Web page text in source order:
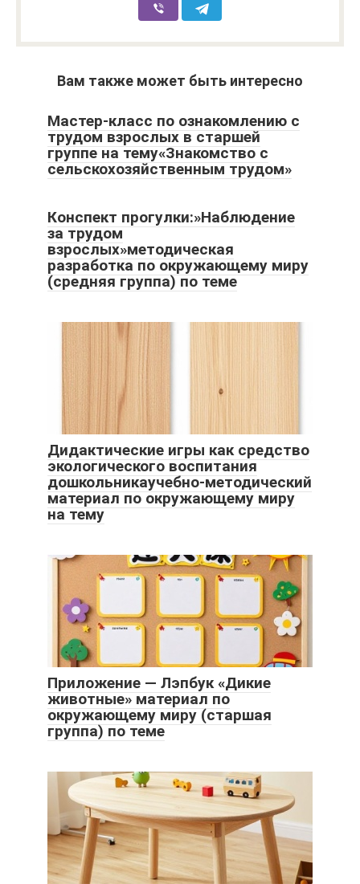
Вам также может быть интересно
Мастер-класс по ознакомлению с
трудом взрослых в старшей
группе на тему«Знакомство с
сельскохозяйственным трудом»
Конспект прогулки:»Наблюдение
за трудом
взрослых»методическая
разработка по окружающему миру
(средняя группа) по теме
Дидактические игры как средство
экологического воспитания
дошкольникаучебно-методический
материал по окружающему миру
на тему
Приложение — Лэпбук «Дикие
животные» материал по
окружающему миру (старшая
группа) по теме